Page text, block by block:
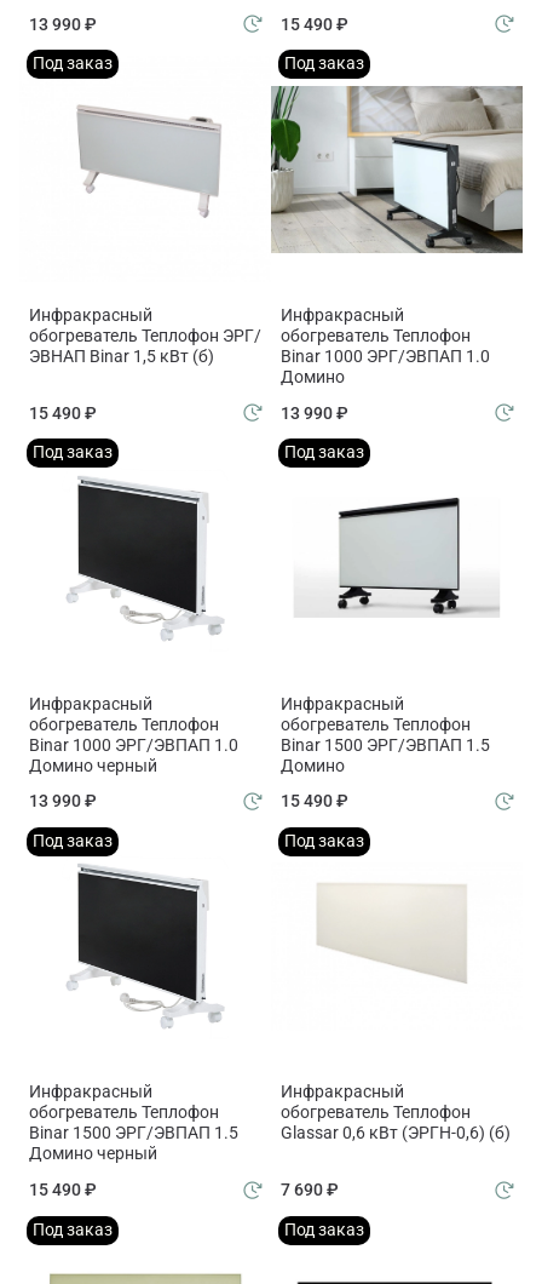
13 990 ₽
15 490 ₽
Под заказ
Инфракрасный
обогреватель Теплофон ЭРГ/
ЭВНАП Binar 1,5 кВт (б)
15 490 ₽
Под заказ
Инфракрасный
обогреватель Теплофон
Binar 1000 ЭРГ/ЭВПАП 1.0
Домино
13 990 ₽
Под заказ
Инфракрасный
обогреватель Теплофон
Binar 1000 ЭРГ/ЭВПАП 1.0
Домино черный
13 990 ₽
Под заказ
Инфракрасный
обогреватель Теплофон
Binar 1500 ЭРГ/ЭВПАП 1.5
Домино
15 490 ₽
Под заказ
Инфракрасный
обогреватель Теплофон
Binar 1500 ЭРГ/ЭВПАП 1.5
Домино черный
15 490 ₽
Под заказ
Инфракрасный
обогреватель Теплофон
Glassar 0,6 кВт (ЭРГН-0,6) (б)
7 690 ₽
Под заказ Под заказ